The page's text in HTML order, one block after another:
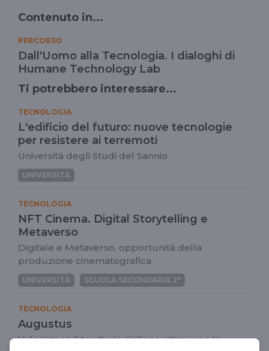
Contenuto in...
PERCORSO
Dall'Uomo alla Tecnologia. I dialoghi di
Humane Technology Lab
Ti potrebbero interessare...
TECNOLOGIA
L'edificio del futuro: nuove tecnologie
per resistere ai terremoti
Università degli Studi del Sannio
UNIVERSITÀ
TECNOLOGIA
NFT Cinema. Digital Storytelling e
Metaverso
Digitale e Metaverso, opportunità della
produzione cinematografica
UNIVERSITÀ SCUOLA SECONDARIA 2°
TECNOLOGIA
Augustus
Valorizzare il territorio siciliano attraverso la